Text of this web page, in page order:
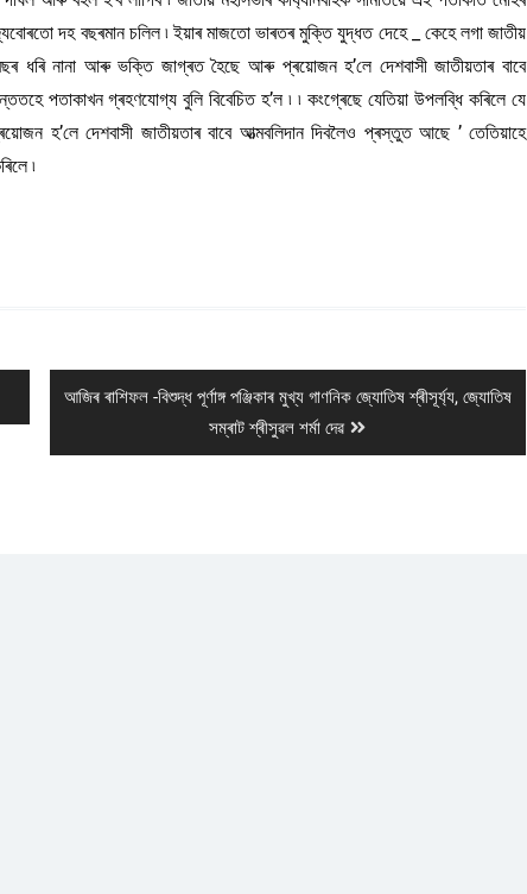
দহ বছৰমান চলিল ৷ ইয়াৰ মাজতো ভাৰতৰ মুক্তি যুদ্ধত দেহে _ কেহে লগা জাতীয়
ধৰি নানা আৰু ভক্তি জাগ্ৰত হৈছে আৰু প্ৰয়োজন হ’লে দেশবাসী জাতীয়তাৰ বাবে
পতাকাখন গ্ৰহণযোগ্য বুলি বিবেচিত হ’ল ৷ ৷ কংগ্ৰেছে যেতিয়া উপলব্ধি কৰিলে যে
হ’লে দেশবাসী জাতীয়তাৰ বাবে আত্মবলিদান দিবলৈও প্ৰস্তুত আছে ’ তেতিয়াহে
৷
Next
আজিৰ ৰাশিফল -বিশুদ্ধ পূৰ্ণাঙ্গ পঞ্জিকাৰ মুখ্য গাণনিক জ্যোতিষ শ্ৰীসূৰ্য্য, জ্যোতিষ
সম্ৰাট শ্ৰীসুৱল শৰ্মা দেৱ